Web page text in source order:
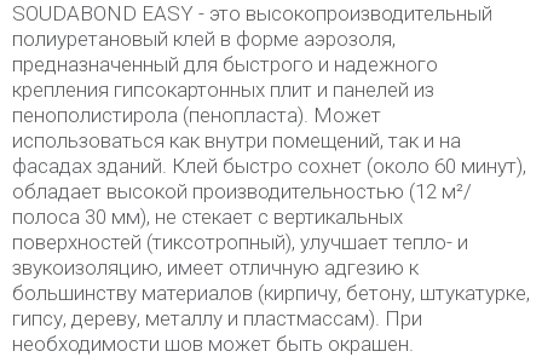
SOUDABOND EASY - это высокопроизводительный
полиуретановый клей в форме аэрозоля,
предназначенный для быстрого и надежного
крепления гипсокартонных плит и панелей из
пенополистирола (пенопласта). Может
использоваться как внутри помещений, так и на
фасадах зданий. Клей быстро сохнет (около 60 минут),
обладает высокой производительностью (12 м²/
полоса 30 мм), не стекает с вертикальных
поверхностей (тиксотропный), улучшает тепло- и
звукоизоляцию, имеет отличную адгезию к
большинству материалов (кирпичу, бетону, штукатурке,
гипсу, дереву, металлу и пластмассам). При
необходимости шов может быть окрашен.